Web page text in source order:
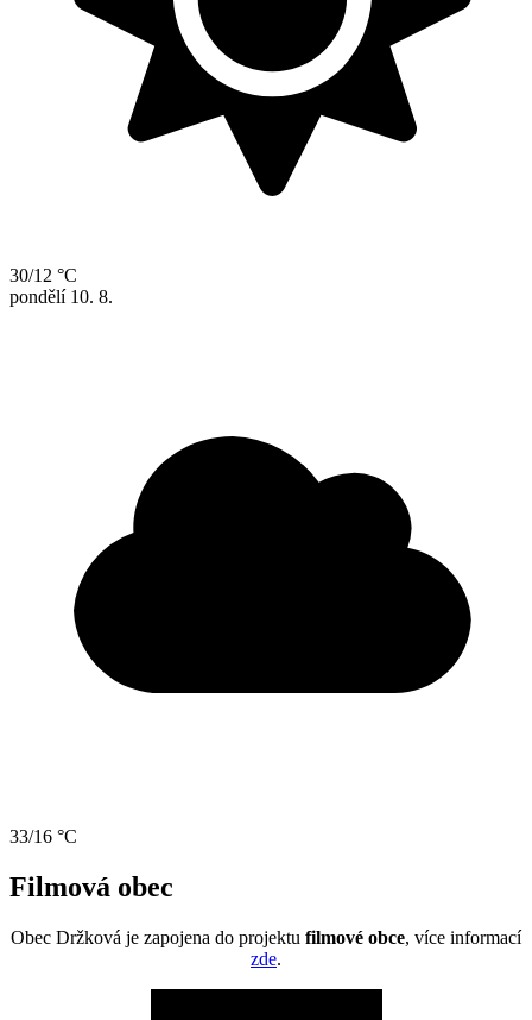
30/12 °C
pondělí 10. 8.
33/16 °C
Filmová obec
Obec Držková je zapojena do projektu filmové obce, více informací
zde.